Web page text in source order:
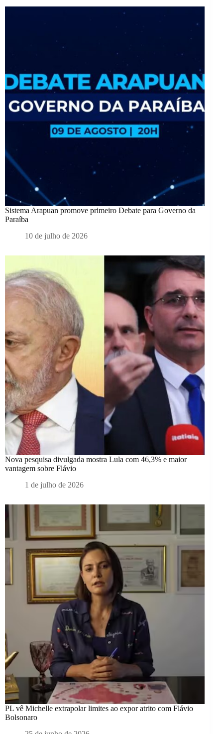
Sistema Arapuan promove primeiro Debate para Governo da
Paraíba
10 de julho de 2026
Nova pesquisa divulgada mostra Lula com 46,3% e maior
vantagem sobre Flávio
1 de julho de 2026
PL vê Michelle extrapolar limites ao expor atrito com Flávio
Bolsonaro